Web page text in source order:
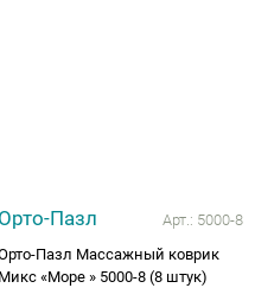
Орто-Пазл Арт.: 5000-8
Пазл Массажный коврик
Микс «Море » 5000-8 (8 штук)